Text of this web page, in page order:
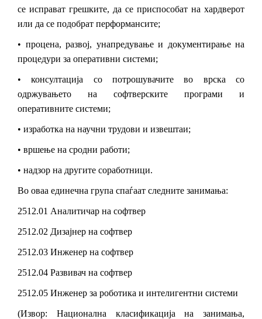
се исправат грешките, да се приспособат на хардверот
или да се подобрат перформансите;
• процена, развој, унапредување и документирање на
процедури за оперативни системи;
•консултација со потрошувачите во врска со
одржувањето на софтверските програми и
оперативните системи;
• изработка на научни трудови и извештаи;
• вршење на сродни работи;
• надзор на другите соработници.
Во оваа единечна група спаѓаат следните занимања:
2512.01 Аналитичар на софтвер
2512.02 Дизајнер на софтвер
2512.03 Инженер на софтвер
2512.04 Развивач на софтвер
2512.05 Инженер за роботика и интелигентни системи
(Извор: Национална класификација на занимања,